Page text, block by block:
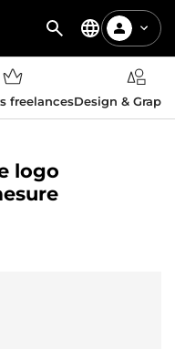
freelancesDesign &
logo